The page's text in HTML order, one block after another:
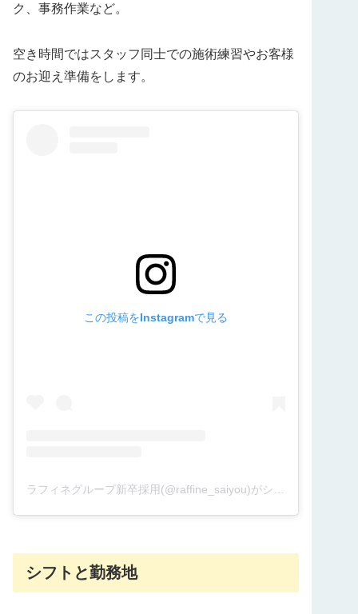
ク、事務作業など。
空き時間ではスタッフ同士での施術練習やお客様
のお迎え準備をします。
この投稿をInstagramで見る
ラフィネグループ新卒採用(@raffine_saiyou)がシェアした投稿
シフトと勤務地